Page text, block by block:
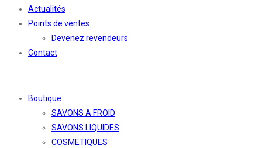
Actualités
Points de ventes
Devenez revendeurs
Contact
Boutique
SAVONS A FROID
SAVONS LIQUIDES
COSMETIQUES